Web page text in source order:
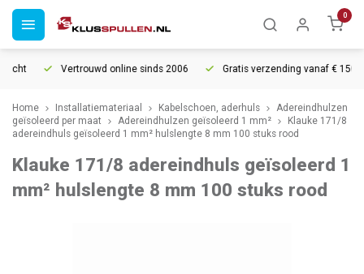
0
Vertrouwd online sinds 2006 Gratis verzending vanaf € 150
Home Installatiemateriaal Kabelschoen, aderhuls
Adereindhulzen
geïsoleerd per maat
Adereindhulzen geïsoleerd 1 mm²
Klauke 171/8
adereindhuls geïsoleerd 1 mm² hulslengte 8 mm 100 stuks rood
Klauke 171/8 adereindhuls geïsoleerd 1
mm² hulslengte 8 mm 100 stuks rood